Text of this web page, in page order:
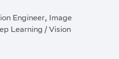
Engineer, Image
Learning / Vision